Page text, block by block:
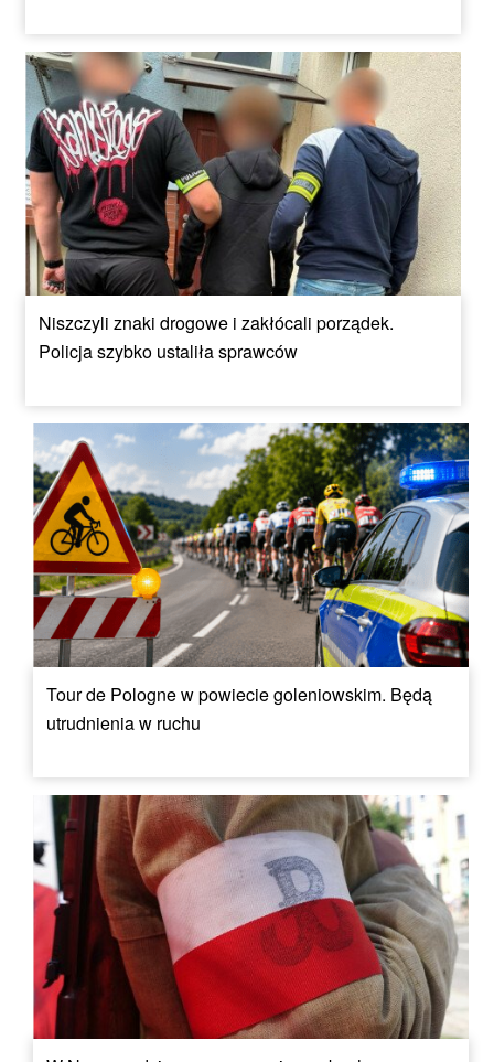
Niszczyli znaki drogowe i zakłócali porządek.
Policja szybko ustaliła sprawców
Tour de Pologne w powiecie goleniowskim. Będą
utrudnienia w ruchu